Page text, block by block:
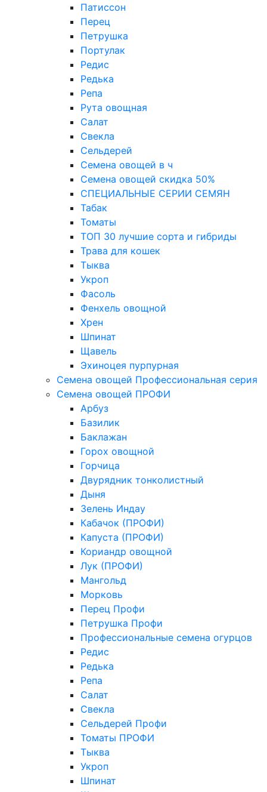
Патиссон
Перец
Петрушка
Портулак
Редис
Редька
Репа
Рута овощная
Салат
Свекла
Сельдерей
Семена овощей в ч
Семена овощей скидка 50%
СПЕЦИАЛЬНЫЕ СЕРИИ СЕМЯН
Табак
Томаты
ТОП 30 лучшие сорта и гибриды
Трава для кошек
Тыква
Укроп
Фасоль
Фенхель овощной
Хрен
Шпинат
Щавель
Эхиноцея пурпурная
Семена овощей Профессиональная серия
Семена овощей ПРОФИ
Арбуз
Базилик
Баклажан
Горох овощной
Горчица
Двурядник тонколистный
Дыня
Зелень Индау
Кабачок (ПРОФИ)
Капуста (ПРОФИ)
Кориандр овощной
Лук (ПРОФИ)
Мангольд
Морковь
Перец Профи
Петрушка Профи
Профессиональные семена огурцов
Редис
Редька
Репа
Салат
Свекла
Сельдерей Профи
Томаты ПРОФИ
Тыква
Укроп
Шпинат